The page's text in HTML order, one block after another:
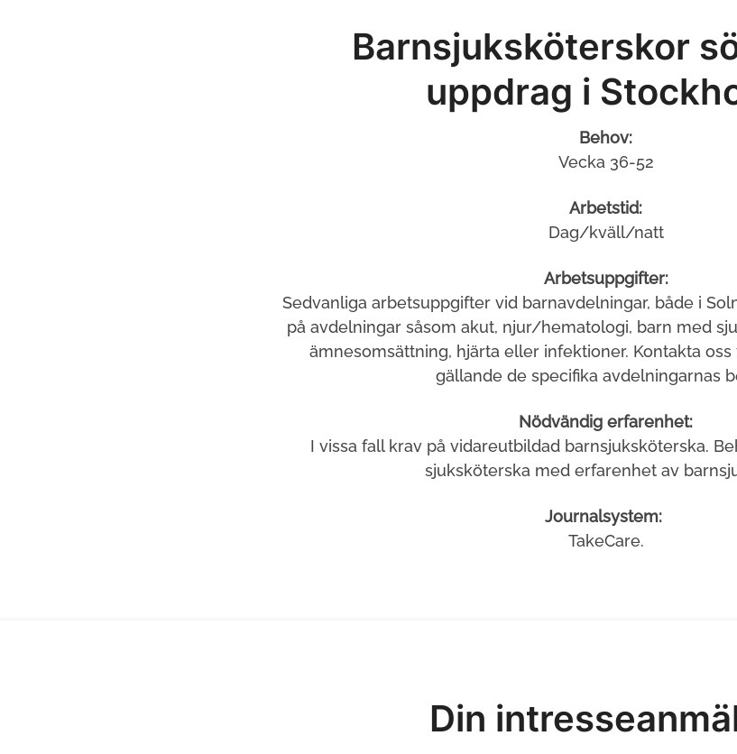
Barnsjuksköterskor
uppdrag i
Behov:
Vecka 36-52
Arbetstid:
Dag/kväll/natt
Arbetsuppgifter:
Sedvanliga arbetsuppgifter vid barnavdelningar, både i
på avdelningar såsom akut, njur/hematologi, barn med
ämnesomsättning, hjärta eller infektioner. Kontakta
gällande de specifika avdelningarnas
Nödvändig erfarenhet:
I vissa fall krav på vidareutbildad barnsjuksköterska.
sjuksköterska med erfarenhet av
Journalsystem:
TakeCare.
Din